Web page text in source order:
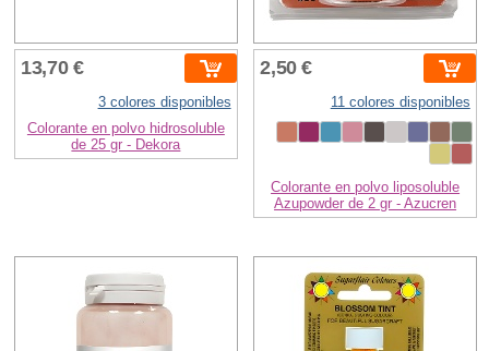
13,70 €
3 colores disponibles
Colorante en polvo hidrosoluble
de 25 gr - Dekora
2,50 €
11 colores disponibles
Colorante en polvo liposoluble
Azupowder de 2 gr - Azucren